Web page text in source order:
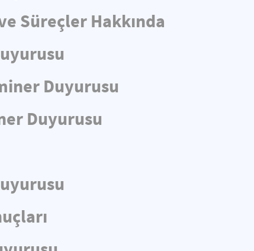
Süreçler Hakkında
Duyurusu
Duyurusu